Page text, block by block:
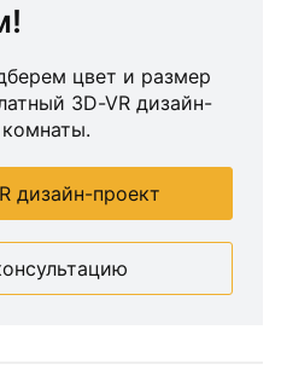
цвет и размер
3D-VR дизайн-
дизайн-проект